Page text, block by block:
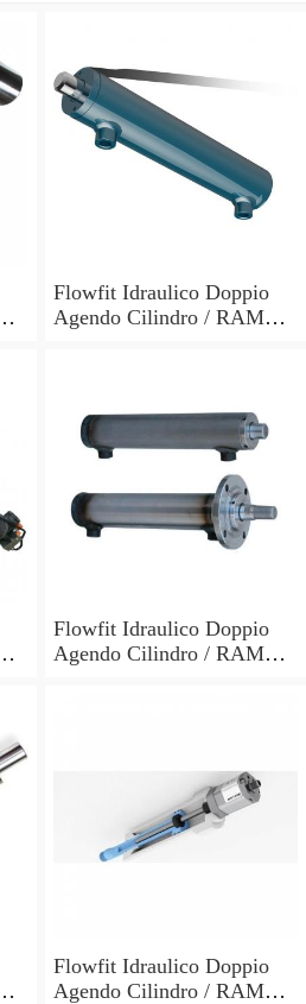
Flowfit Idraulico Doppio
Agendo Cilindro / RAM
Flowfit Idraulico Doppio
Agendo Cilindro / RAM
Flowfit Idraulico Doppio
Agendo Cilindro / RAM